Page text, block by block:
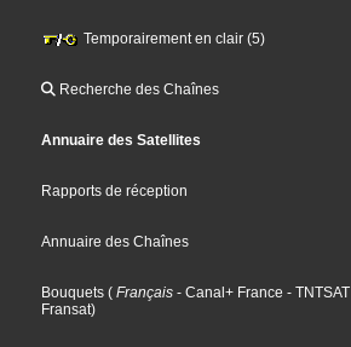
Temporairement en clair (5)
Recherche des Chaînes
Annuaire des Satellites
Rapports de réception
Annuaire des Chaînes
Bouquets ( Français - Canal+ France - TNTSAT
Fransat)